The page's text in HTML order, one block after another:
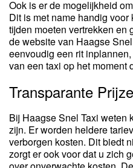
Ook is er de mogelijkheid
Dit is met name handig
tijden moeten vertrekken
de website van Haagse
eenvoudig een rit
van een taxi op het moment
Transparante
Bij Haagse Snel Taxi weten
zijn. Er worden heldere
verborgen kosten. Dit biedt
zorgt er ook voor dat u zich